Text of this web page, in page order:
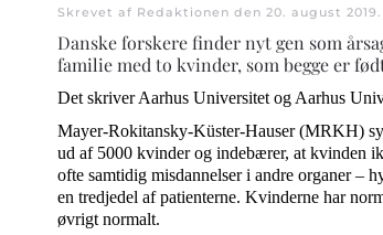
Skrevet af Redaktionen den 20. august 2019
Danske forskere finder nyt gen som
familie med to kvinder, som begge er
Det skriver Aarhus Universitet og Aarhus
Mayer-Rokitansky-Küster-Hauser (MRKH)
ud af 5000 kvinder og indebærer, at kvinden
ofte samtidig misdannelser i andre organer –
en tredjedel af patienterne. Kvinderne har
øvrigt normalt.